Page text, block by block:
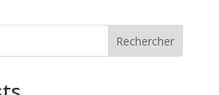
Rechercher